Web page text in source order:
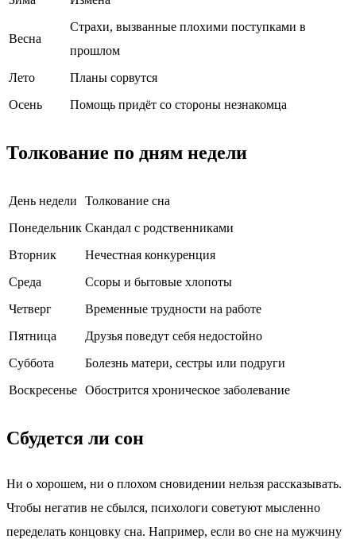
Весна
Страхи, вызванные плохими поступками в
прошлом
Лето
Планы сорвутся
Осень
Помощь придёт со стороны незнакомца
Толкование по дням недели
День недели
Толкование сна
Понедельник Скандал с родственниками
Вторник
Нечестная конкуренция
Среда
Ссоры и бытовые хлопоты
Четверг
Временные трудности на работе
Пятница
Друзья поведут себя недостойно
Суббота
Болезнь матери, сестры или подруги
Воскресенье Обострится хроническое заболевание
Сбудется ли сон
Ни о хорошем, ни о плохом сновидении нельзя рассказывать.
Чтобы негатив не сбылся, психологи советуют мысленно
переделать концовку сна. Например, если во сне на мужчину